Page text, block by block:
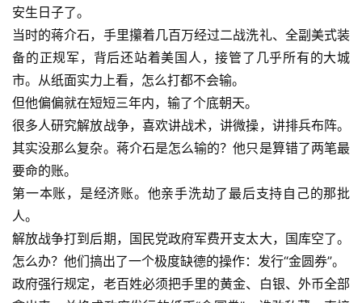
安生日子了。
当时的蒋介石，手里攥着几百万经过二战洗礼、全副美式装
备的正规军，背后还站着美国人，接管了几乎所有的大城
市。从纸面实力上看，怎么打都不会输。
但他偏偏就在短短三年内，输了个底朝天。
很多人研究解放战争，喜欢讲战术，讲微操，讲排兵布阵。
其实没那么复杂。蒋介石是怎么输的？他只是算错了两笔最
要命的账。
第一本账，是经济账。他亲手洗劫了最后支持自己的那批
人。
解放战争打到后期，国民党政府军费开支太大，国库空了。
怎么办？他们搞出了一个极度缺德的操作：发行“金圆券”。
政府强行规定，老百姓必须把手里的黄金、白银、外币全部